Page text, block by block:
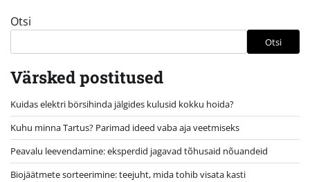
Otsi
Otsi
Värsked postitused
Kuidas elektri börsihinda jälgides kulusid kokku hoida?
Kuhu minna Tartus? Parimad ideed vaba aja veetmiseks
Peavalu leevendamine: eksperdid jagavad tõhusaid nõuandeid
Biojäätmete sorteerimine: teejuht, mida tohib visata kasti